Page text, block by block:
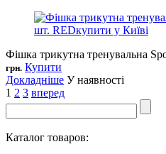
Фішка трикутна тренувальна
грн. Купити
Докладніше У наявності
1 2 3 вперед
Каталог товаров: